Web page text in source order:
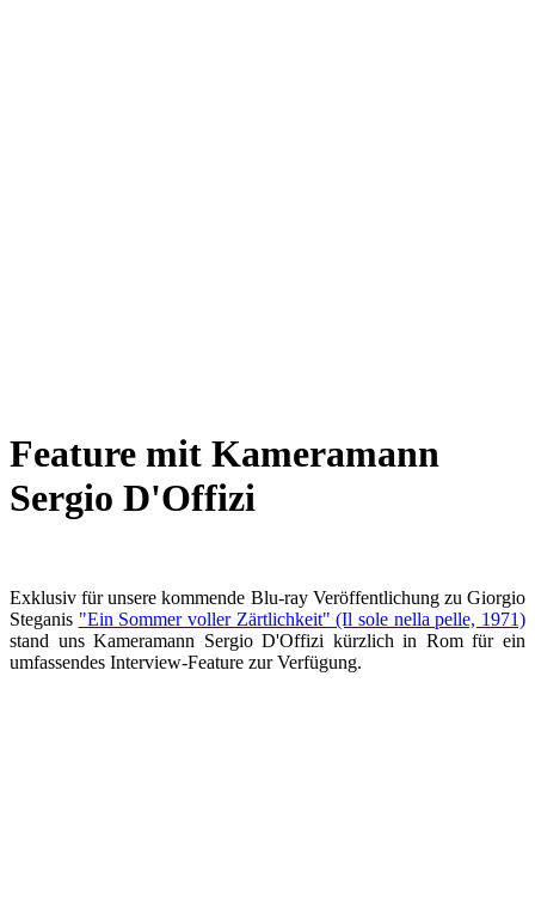
Feature mit Kameramann
Sergio D'Offizi
Exklusiv für unsere kommende Blu-ray Veröffentlichung zu Giorgio
Steganis "Ein Sommer voller Zärtlichkeit" (Il sole nella pelle, 1971)
stand uns Kameramann Sergio D'Offizi kürzlich in Rom für ein
umfassendes Interview-Feature zur Verfügung.